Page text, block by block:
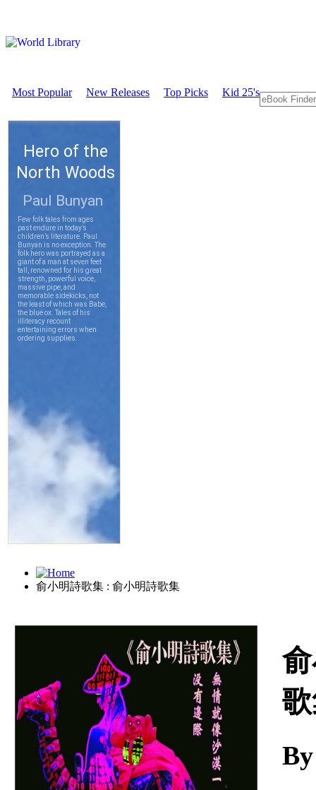
Most Popular New Releases Top Picks Kid 25's
俞小明詩歌集 : 俞小明詩歌集
Download